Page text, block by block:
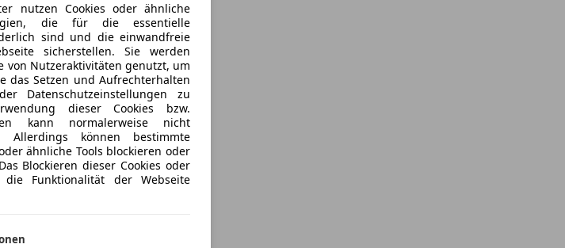
nutzen Cookies oder ähnliche
die für die essentielle
sind und die einwandfreie
sicherstellen. Sie werden
von Nutzeraktivitäten genutzt, um
das Setzen und Aufrechterhalten
Datenschutzeinstellungen zu
dieser Cookies bzw.
kann normalerweise nicht
Allerdings können bestimmte
ähnliche Tools blockieren oder
Blockieren dieser Cookies oder
Funktionalität der Webseite